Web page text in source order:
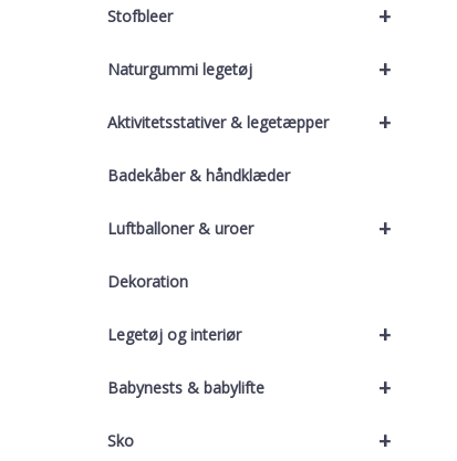
+
Stofbleer
+
Naturgummi legetøj
+
Aktivitetsstativer & legetæpper
Badekåber & håndklæder
+
Luftballoner & uroer
Dekoration
+
Legetøj og interiør
+
Babynests & babylifte
+
Sko